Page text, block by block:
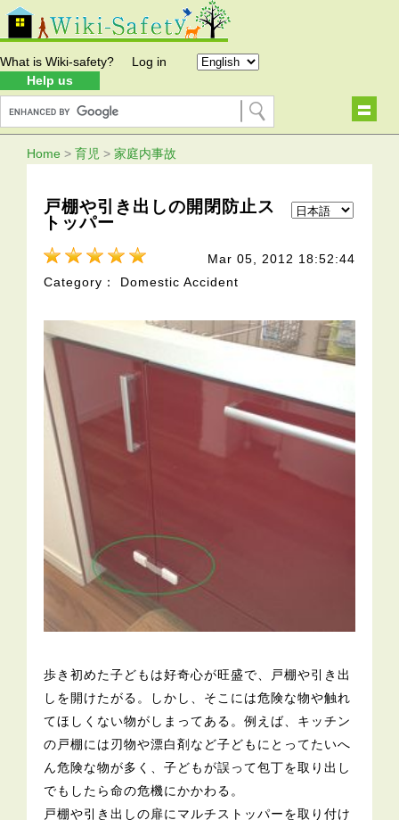
What is Wiki-safety?
Help us
Log in
Home > 育児 > 家庭内事故
戸棚や引き出しの開閉防止ス
トッパー
Mar 05, 2012 18:52:44
Category： Domestic Accident
歩き初めた子どもは好奇心が旺盛で、戸棚や引き出
しを開けたがる。しかし、そこには危険な物や触れ
てほしくない物がしまってある。例えば、キッチン
の戸棚には刃物や漂白剤など子どもにとってたいへ
ん危険な物が多く、子どもが誤って包丁を取り出し
でもしたら命の危機にかかわる。
戸棚や引き出しの扉にマルチストッパーを取り付け